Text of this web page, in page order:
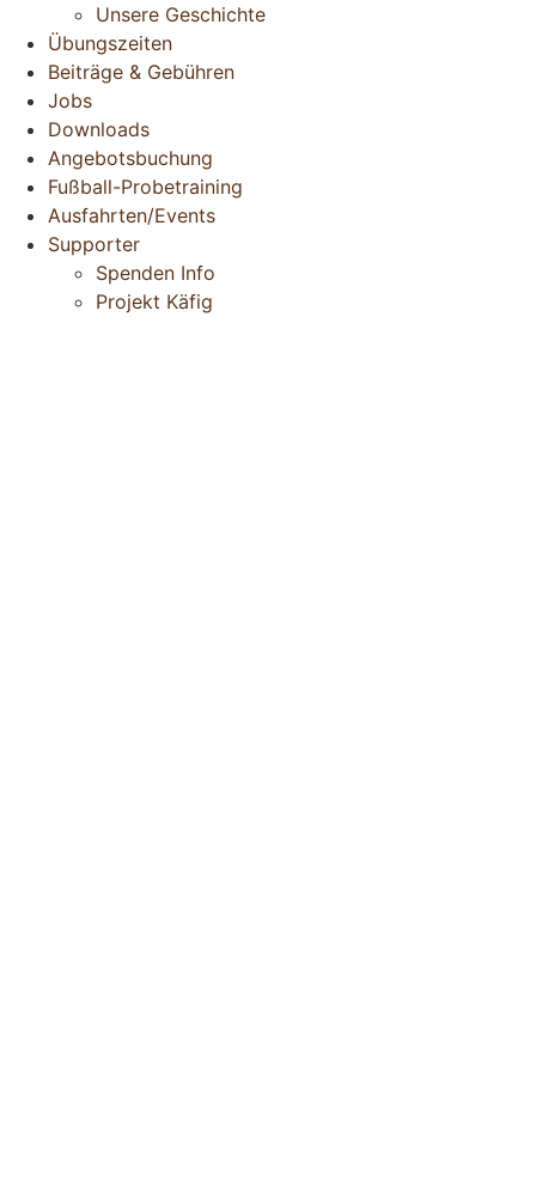
Unsere Geschichte
Übungszeiten
Beiträge & Gebühren
Jobs
Downloads
Angebotsbuchung
Fußball-Probetraining
Ausfahrten/Events
Supporter
Spenden Info
Projekt Käfig